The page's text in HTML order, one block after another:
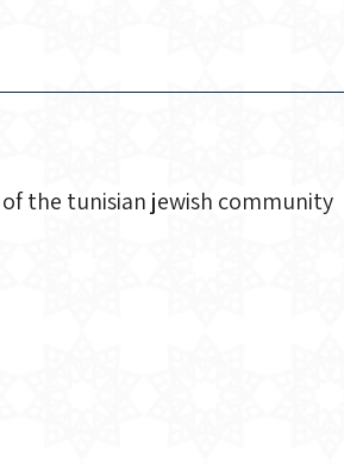
the tunisian jewish community